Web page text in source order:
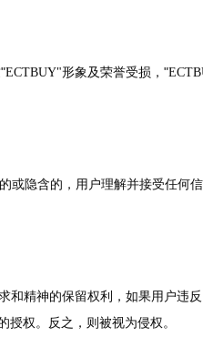
"ECTBUY"形象及荣誉受损， "
或隐含的，用户理解并接受任何
和精神的保留权利，如果用户违
授权。反之，则被视为侵权。